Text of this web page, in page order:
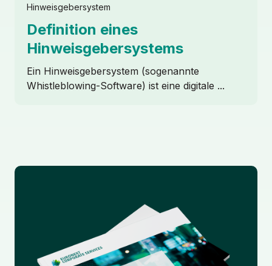
Anmelden
Hinweisgebersystem
Definition eines
Hinweisgebersystems
Ein Hinweisgebersystem (sogenannte
Whistleblowing-Software) ist eine digitale ...